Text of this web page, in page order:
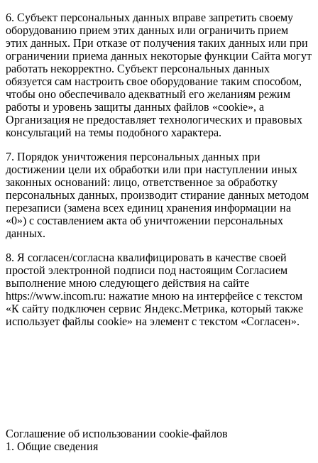
6. Субъект персональных данных вправе запретить своему
оборудованию прием этих данных или ограничить прием
этих данных. При отказе от получения таких данных или при
ограничении приема данных некоторые функции Сайта могут
работать некорректно. Субъект персональных данных
обязуется сам настроить свое оборудование таким способом,
чтобы оно обеспечивало адекватный его желаниям режим
работы и уровень защиты данных файлов «cookie», а
Организация не предоставляет технологических и правовых
консультаций на темы подобного характера.
7. Порядок уничтожения персональных данных при
достижении цели их обработки или при наступлении иных
законных оснований: лицо, ответственное за обработку
персональных данных, производит стирание данных методом
перезаписи (замена всех единиц хранения информации на
«0») с составлением акта об уничтожении персональных
данных.
8. Я согласен/согласна квалифицировать в качестве своей
простой электронной подписи под настоящим Согласием
выполнение мною следующего действия на сайте
https://www.incom.ru: нажатие мною на интерфейсе с текстом
«К сайту подключен сервис Яндекс.Метрика, который также
использует файлы cookie» на элемент с текстом «Согласен».
Соглашение об использовании cookie-файлов
1. Общие сведения